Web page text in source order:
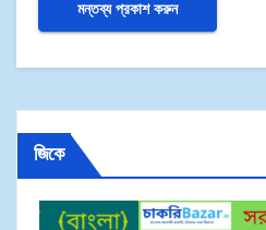
জিকে